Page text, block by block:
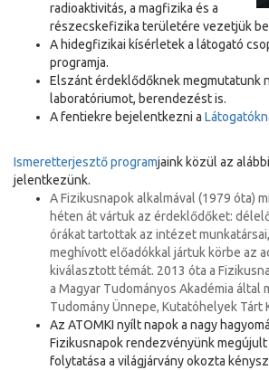
radioaktivitás, a magfizika és a
részecskefizika területére vezetjük
A hidegfizikai kísérletek a látogató
programja.
Elszánt érdeklődőknek megmutatunk
laboratóriumot, berendezést is.
A fentiekre bejelentkezni a
Ismeretterjesztő programjaink közül az
jelentkezünk.
A Fizikusnapok alkalmával (1979 óta)
héten át vártuk az érdeklődőket:
órákat tartottak az intézet
meghívott előadókkal jártuk körbe az
kiválasztott témát. 2013 óta a
a Magyar Tudományos Akadémia által
Tudomány Ünnepe, Kutatóhelyek Tárt
Az ATOMKI nyílt napok a nagy
Fizikusnapok rendezvényünk
folytatása a világjárvány okozta